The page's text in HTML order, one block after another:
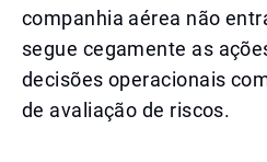
companhia aérea não
segue cegamente as
decisões operacionais
de avaliação de riscos.